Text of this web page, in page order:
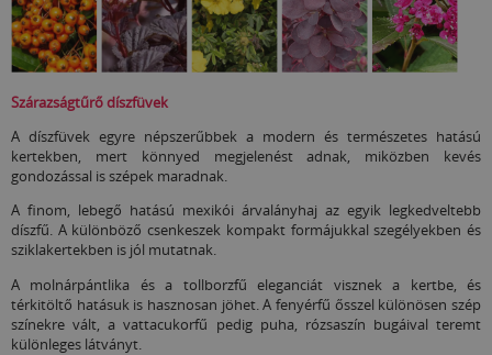
Szárazságtűrő díszfüvek
A díszfüvek egyre népszerűbbek a modern és természetes hatású
kertekben, mert könnyed megjelenést adnak, miközben kevés
gondozással is szépek maradnak.
A finom, lebegő hatású mexikói árvalányhaj az egyik legkedveltebb
díszfű. A különböző csenkeszek kompakt formájukkal szegélyekben és
sziklakertekben is jól mutatnak.
A molnárpántlika és a tollborzfű eleganciát visznek a kertbe, és
térkitöltő hatásuk is hasznosan jöhet. A fenyérfű ősszel különösen szép
színekre vált, a vattacukorfű pedig puha, rózsaszín bugáival teremt
különleges látványt.